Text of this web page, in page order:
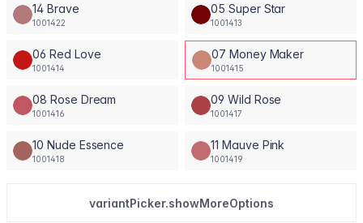
14 Brave
1001422
05 Super Star
1001413
06 Red Love
1001414
07 Money Maker
1001415
08 Rose Dream
1001416
09 Wild Rose
1001417
10 Nude Essence
1001418
11 Mauve Pink
1001419
variantPicker.showMoreOptions